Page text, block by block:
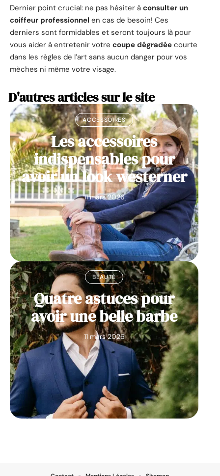
Dernier point crucial: ne pas hésiter à consulter un
coiffeur professionnel en cas de besoin! Ces
derniers sont formidables et seront toujours là pour
vous aider à entretenir votre coupe dégradée courte
dans les règles de l’art sans aucun danger pour vos
mèches ni même votre visage.
D'autres articles sur le site
ACCESSOIRES
Les accessoires
indispensables pour
avoir un look westerner
11 mars 2026
BEAUTÉ
Quatre astuces pour
avoir une belle barbe
11 mars 2026